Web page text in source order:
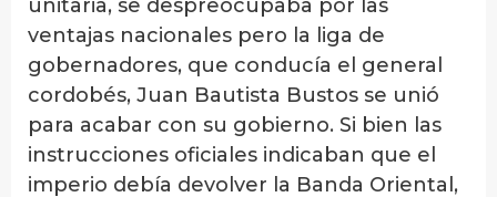
unitaria, se despreocupaba por las
ventajas nacionales pero la liga de
gobernadores, que conducía el general
cordobés, Juan Bautista Bustos se unió
para acabar con su gobierno. Si bien las
instrucciones oficiales indicaban que el
imperio debía devolver la Banda Oriental,